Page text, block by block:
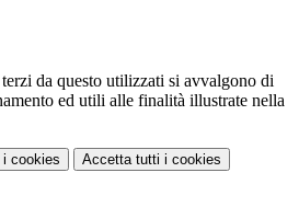
da questo utilizzati si avvalgono di
ed utili alle finalità illustrate nella
i cookies Accetta tutti i cookies